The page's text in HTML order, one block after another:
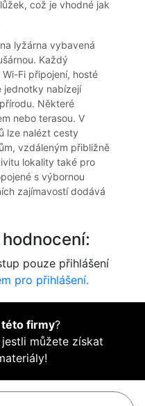
což je vhodné jak
lyžárna vybavená
Každý
Fi připojení, hosté
jednotky nabízejí
Některé
nebo terasou. V
lze nalézt cesty
vzdáleným přibližně
lokality také pro
s výbornou
zajímavostí dodává
pouze přihlášení
pro přihlášení.
firmy?
můžete získat